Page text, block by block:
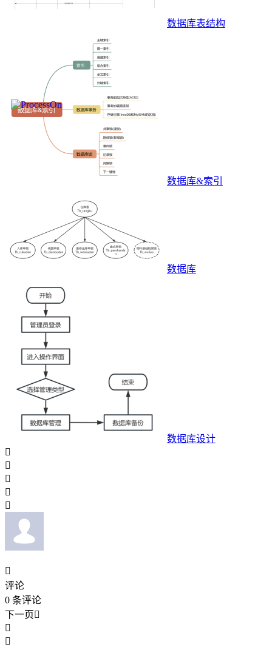
数据库表结构
数据库&索引
数据库
数据库设计






评论
0 条评论
下一页

